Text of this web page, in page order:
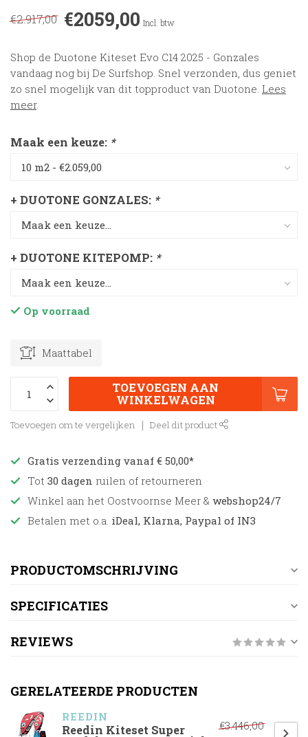
€2.917,00 €2059,00 Incl. btw
Shop de Duotone Kiteset Evo C14 2025 - Gonzales
vandaag nog bij De Surfshop. Snel verzonden, dus geniet
zo snel mogelijk van dit topproduct van Duotone. Lees
meer.
Maak een keuze: *
+ DUOTONE GONZALES: *
+ DUOTONE KITEPOMP: *
Op voorraad
Maattabel
TOEVOEGEN AAN
WINKELWAGEN
Toevoegen om te vergelijken Deel dit product
Gratis verzending vanaf € 50,00*
Tot 30 dagen ruilen of retourneren
Winkel aan het Oostvoornse Meer & webshop24/7
Betalen met o.a. iDeal, Klarna, Paypal of IN3
PRODUCTOMSCHRIJVING
SPECIFICATIES
REVIEWS
GERELATEERDE PRODUCTEN
REEDIN
Reedin Kiteset Super
€3.446,00